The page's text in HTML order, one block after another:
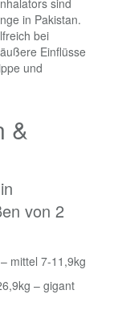
sind
in Pakistan.
bei
Einflüsse
und
&
von 2
mittel 7-11,9kg
– gigant